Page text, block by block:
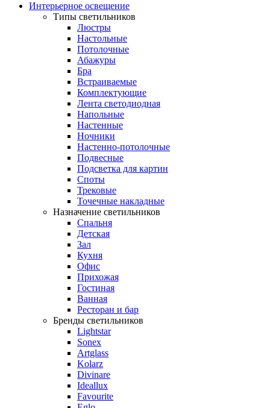
Интерьерное освещение
Типы светильников
Люстры
Настольные
Потолочные
Абажуры
Бра
Встраиваемые
Комплектующие
Лента светодиодная
Напольные
Настенные
Ночники
Настенно-потолочные
Подвесные
Подсветка для картин
Споты
Трековые
Точечные накладные
Назначение светильников
Спальня
Детская
Зал
Кухня
Офис
Прихожая
Гостиная
Ванная
Ресторан и бар
Бренды светильников
Lightstar
Sonex
Artglass
Kolarz
Divinare
Ideallux
Favourite